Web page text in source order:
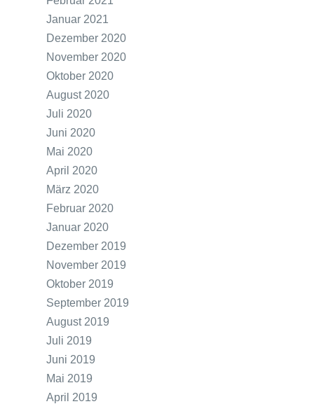
Januar 2021
Dezember 2020
November 2020
Oktober 2020
August 2020
Juli 2020
Juni 2020
Mai 2020
April 2020
März 2020
Februar 2020
Januar 2020
Dezember 2019
November 2019
Oktober 2019
September 2019
August 2019
Juli 2019
Juni 2019
Mai 2019
April 2019